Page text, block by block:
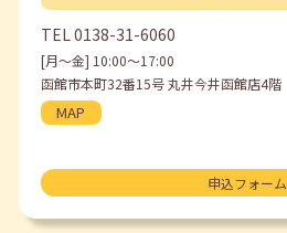
TEL 0138-31-6060
[月〜金] 10:00〜17:00
函館市本町32番15号 丸井今井函館店4階
MAP
申込フォーム